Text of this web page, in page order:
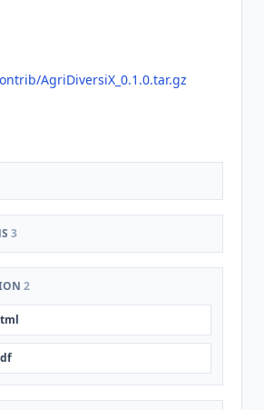
AgriDiversiX_0.1.0.tar.gz
3
2